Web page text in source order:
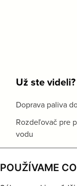
POUŽÍVAME
Už ste videli?
Doprava paliva
Rozdeľovač pre
vodu